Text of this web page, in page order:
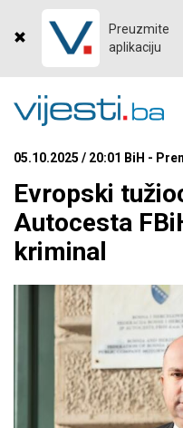
Preuzmite
aplikaciju
05.10.2025 / 20:01 BiH -
Evropski
Autocesta
kriminal